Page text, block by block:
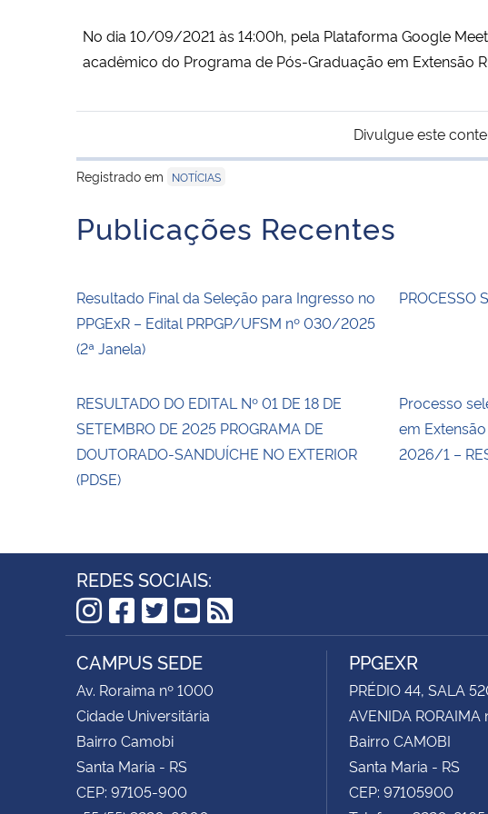
No dia 10/09/2021 às 14:00h, pela Plataforma Google
acadêmico do Programa de Pós-Graduação em Extensão
Divulgue este
Registrado em
NOTÍCIAS
Publicações Recentes
Resultado Final da Seleção para Ingresso no
PPGExR – Edital PRPGP/UFSM nº 030/2025
(2ª Janela)
PROCESSO
RESULTADO DO EDITAL Nº 01 DE 18 DE
SETEMBRO DE 2025 PROGRAMA DE
DOUTORADO-SANDUÍCHE NO EXTERIOR
(PDSE)
Processo
em
2026/1 –
REDES SOCIAIS:
Instagram
Facebook
Twitter
YouTube
RSS
CAMPUS SEDE
Av. Roraima nº 1000
Cidade Universitária
Bairro Camobi
Santa Maria - RS
CEP: 97105-900
PPGEXR
PRÉDIO 44, SALA
AVENIDA RORAIMA
Bairro CAMOBI
Santa Maria - RS
CEP: 97105900